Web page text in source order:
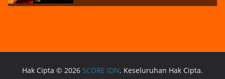
Hak Cipta © 2026 SCORE IDN. Keseluruhan Hak Cipta.